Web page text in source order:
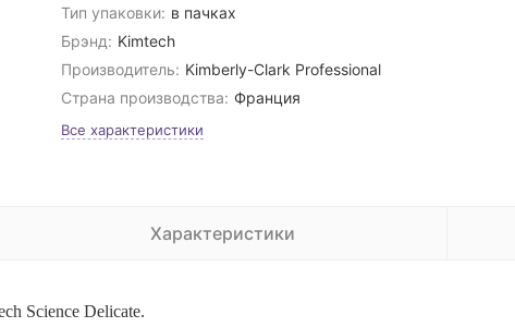
Тип упаковки: в пачках
Брэнд: Kimtech
Производитель: Kimberly-Clark Professional
Страна производства: Франция
Все характеристики
Характеристики
Science Delicate.